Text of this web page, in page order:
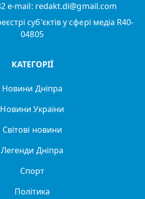
e-mail: redakt.di@gmail.com
суб'єктів у сфері медіа R40-
04805
КАТЕГОРІЇ
Новини Дніпра
Новини України
Світові новини
Легенди Дніпра
Спорт
Політика